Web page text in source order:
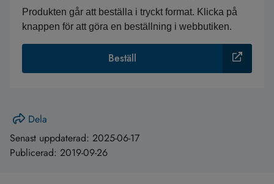
Produkten går att beställa i tryckt format. Klicka på
knappen för att göra en beställning i webbutiken.
Beställ
Dela
Senast uppdaterad: 2025-06-17
Publicerad: 2019-09-26